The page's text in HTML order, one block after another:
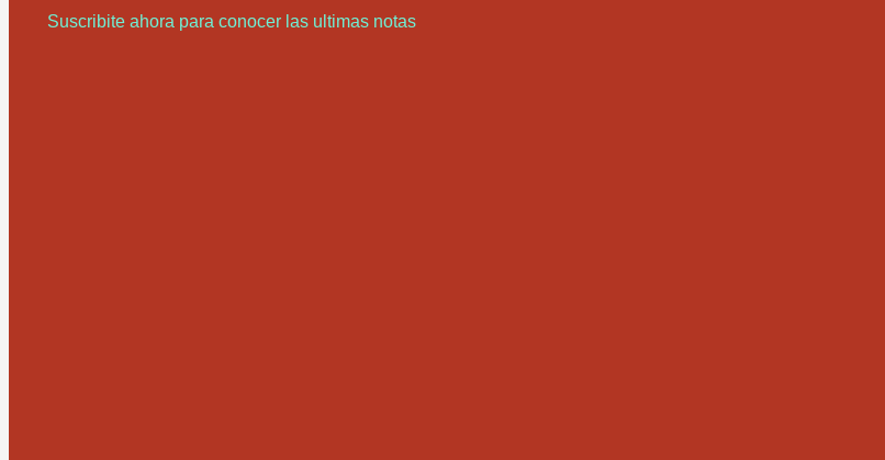
Suscribite ahora para conocer las ultimas notas